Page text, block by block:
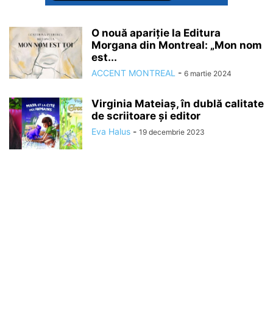
O nouă apariție la Editura
Morgana din Montreal: „Mon nom
est...
ACCENT MONTREAL - 6 martie 2024
Virginia Mateiaș, în dublă calitate
de scriitoare și editor
Eva Halus - 19 decembrie 2023